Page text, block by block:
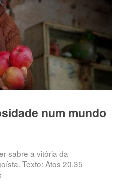
num mundo
sabre a vitória da
Texto: Atos 20.35